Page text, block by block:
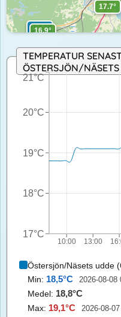
16.9°
17.7°
19.5°
TEMPERATUR
ÖSTERSJÖN/
10:00 13:00
17°C
18°C
19°C
20°C
21°C
Östersjön/Näsets udde
Min: 18,5°C 2026-08-08
Medel: 18,8°C
Max: 19,1°C 2026-08-